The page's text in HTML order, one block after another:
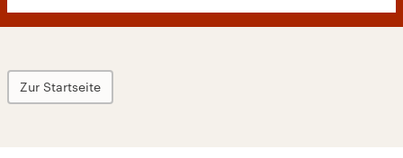
Zur Startseite